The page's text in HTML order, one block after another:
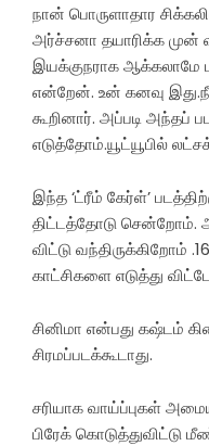
நான் பொருளாதார
அர்ச்சனா தயாரிக்க முன்
இயக்குநராக ஆக்கலாமே
என்றேன். உன் கனவு
கூறினார். அப்படி அந்தப்
எடுத்தோம்.யூட்யூபில்
இந்த ‘ட்ரீம் கேர்ள்’
திட்டத்தோடு சென்றோம்.
விட்டு வந்திருக்கிறோம்
காட்சிகளை எடுத்து
சினிமா என்பது கஷ்டம்
சிரமப்படக்கூடாது.
சரியாக வாய்ப்புகள்
பிரேக் கொடுத்துவிட்டு